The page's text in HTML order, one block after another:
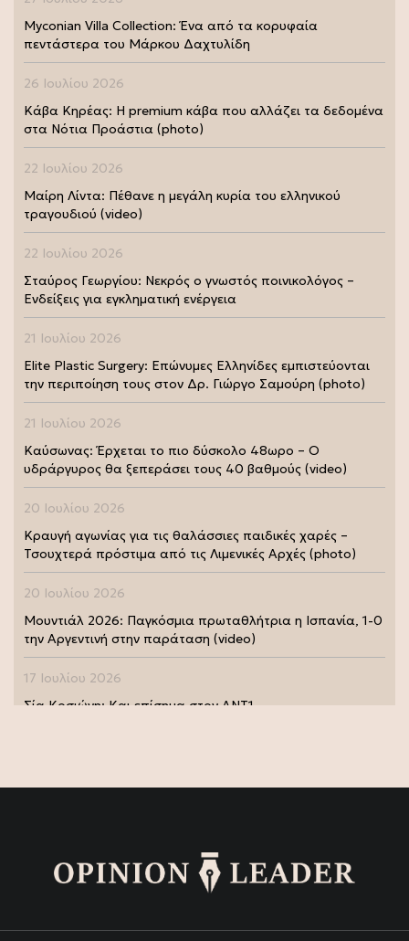
Myconian Villa Collection: Ένα από τα κορυφαία
πεντάστερα του Μάρκου Δαχτυλίδη
26 Ιουλίου 2026
Κάβα Κηρέας: Η premium κάβα που αλλάζει τα δεδομένα
στα Νότια Προάστια (photo)
22 Ιουλίου 2026
Μαίρη Λίντα: Πέθανε η μεγάλη κυρία του ελληνικού
τραγουδιού (video)
22 Ιουλίου 2026
Σταύρος Γεωργίου: Νεκρός ο γνωστός ποινικολόγος –
Ενδείξεις για εγκληματική ενέργεια
21 Ιουλίου 2026
Elite Plastic Surgery: Επώνυμες Ελληνίδες εμπιστεύονται
την περιποίηση τους στον Δρ. Γιώργο Σαμούρη (photo)
21 Ιουλίου 2026
Καύσωνας: Έρχεται το πιο δύσκολο 48ωρο – Ο
υδράργυρος θα ξεπεράσει τους 40 βαθμούς (video)
20 Ιουλίου 2026
Κραυγή αγωνίας για τις θαλάσσιες παιδικές χαρές –
Τσουχτερά πρόστιμα από τις Λιμενικές Αρχές (photo)
20 Ιουλίου 2026
Μουντιάλ 2026: Παγκόσμια πρωταθλήτρια η Ισπανία, 1-0
την Αργεντινή στην παράταση (video)
17 Ιουλίου 2026
Σία Κοσιώνη: Και επίσημα στον ΑΝΤ1
της Μάρως Κοντού (photo)
Μάρω Κοντού: Πέθανε η σπουδαία ηθοποιός (video)